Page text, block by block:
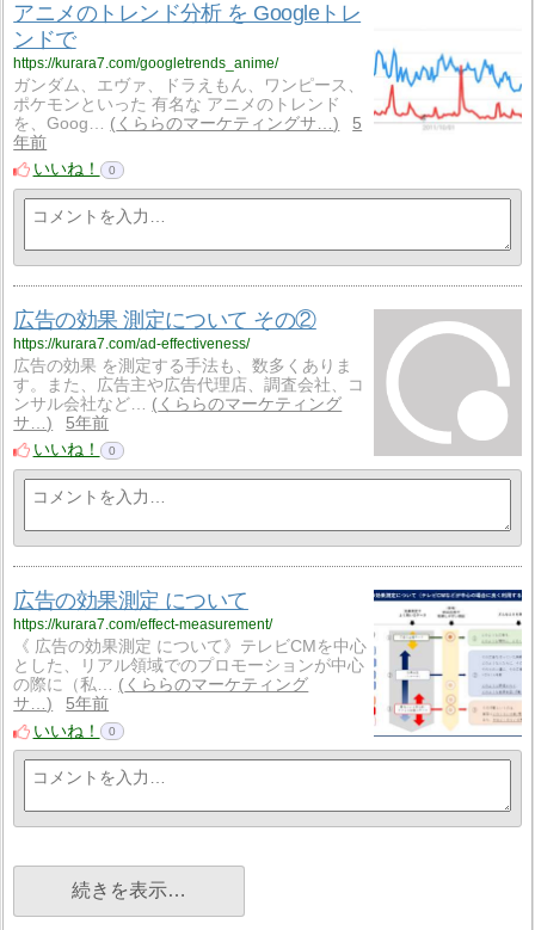
アニメのトレンド分析 を Googleトレ
ンドで
https://kurara7.com/googletrends_anime/
ガンダム、エヴァ、ドラえもん、ワンピース、
ポケモンといった 有名な アニメのトレンド
を、Goog…
くららのマーケティングサ…
5
年前
いいね！
0
広告の効果 測定について その②
https://kurara7.com/ad-effectiveness/
広告の効果 を測定する手法も、数多くありま
す。また、広告主や広告代理店、調査会社、コ
ンサル会社など…
くららのマーケティング
サ…
5年前
いいね！
0
広告の効果測定 について
https://kurara7.com/effect-measurement/
《 広告の効果測定 について》テレビCMを中心
とした、リアル領域でのプロモーションが中心
の際に（私…
くららのマーケティング
サ…
5年前
いいね！
0
続きを表示…